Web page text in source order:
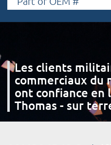
Les clients
commerciaux du
ont confiance en
Thomas - sur